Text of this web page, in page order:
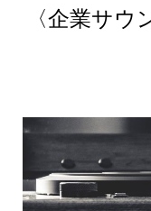
〈企業サ